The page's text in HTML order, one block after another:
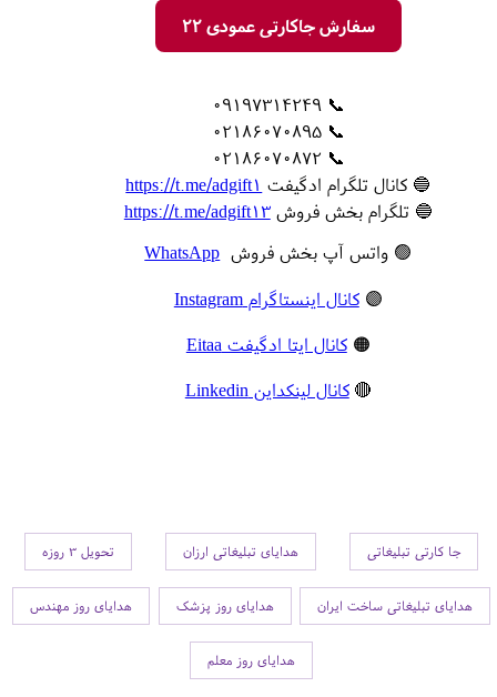
سفارش جاکارتی عمودی 22
📞 09197314249
📞 02186070895
📞 02186070872
🔵 کانال تلگرام ادگیفت https://t.me/adgift1
🔵 تلگرام بخش فروشhttps://t.me/adgift13
🟢 واتس آپ بخش فروش WhatsApp
🟣کانال اینستاگرام Instagram
🟠کانال ایتا ادگیفت Eitaa
🔴 کانال لینکداین Linkedin
جا کارتی تبلیغاتی هدایای تبلیغاتی ارزان تحویل 3 روزه
هدایای تبلیغاتی ساخت ایران هدایای روز پزشک هدایای روز مهندس
هدایای روز معلم